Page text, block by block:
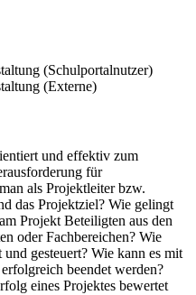
(Schulportalnutzer)
(Externe)
und effektiv zum
für
als Projektleiter bzw.
das Projektziel? Wie gelingt
Projekt Beteiligten aus den
oder Fachbereichen? Wie
gesteuert? Wie kann es mit
beendet werden?
eines Projektes bewertet